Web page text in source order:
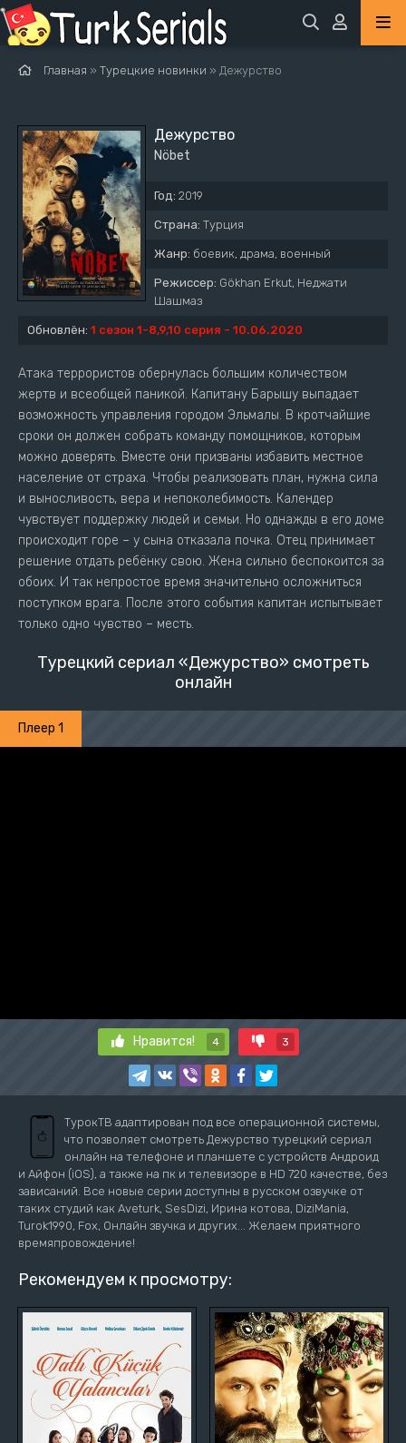
Главная » Турецкие новинки » Дежурство
Дежурство
Nöbet
Год: 2019
Страна: Турция
Жанр: боевик, драма, военный
Режиссер: Gökhan Erkut, Неджати
Шашмаз
Обновлён: 1 сезон 1-8,9,10 серия - 10.06.2020
Атака террористов обернулась большим количеством
жертв и всеобщей паникой. Капитану Барышу выпадает
возможность управления городом Эльмалы. В кротчайшие
сроки он должен собрать команду помощников, которым
можно доверять. Вместе они призваны избавить местное
население от страха. Чтобы реализовать план, нужна сила
и выносливость, вера и непоколебимость. Календер
чувствует поддержку людей и семьи. Но однажды в его доме
происходит горе – у сына отказала почка. Отец принимает
решение отдать ребёнку свою. Жена сильно беспокоится за
обоих. И так непростое время значительно осложниться
поступком врага. После этого события капитан испытывает
только одно чувство – месть.
Турецкий сериал «Дежурство» смотреть
онлайн
Плеер 1
Нравится! 4 3
ТурокТВ адаптирован под все операционной системы,
что позволяет смотреть Дежурство турецкий сериал
онлайн на телефоне и планшете с устройств Андроид
и Айфон (iOS), а также на пк и телевизоре в HD 720 качестве, без
зависаний. Все новые серии доступны в русском озвучке от
таких студий как Aveturk, SesDizi, Ирина котова, DiziMania,
Turok1990, Fox, Онлайн звучка и других... Желаем приятного
времяпровождение!
Рекомендуем к просмотру: